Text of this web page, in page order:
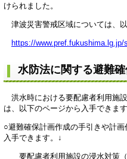
けられました。
津波災害警戒区域については、以
https://
水防法に関する避難
洪水時における要配慮者利用施
は、以下のページから入手できま
○避難確保計画作成の手引きや計
入手できます。↓
要配慮者利用施設の浸水対策